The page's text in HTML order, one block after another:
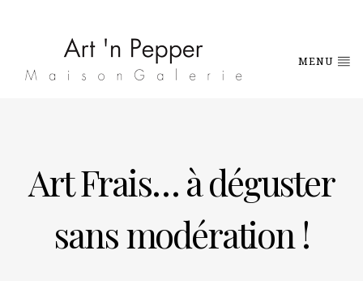
MENU
Art Frais… à déguster
sans modération !